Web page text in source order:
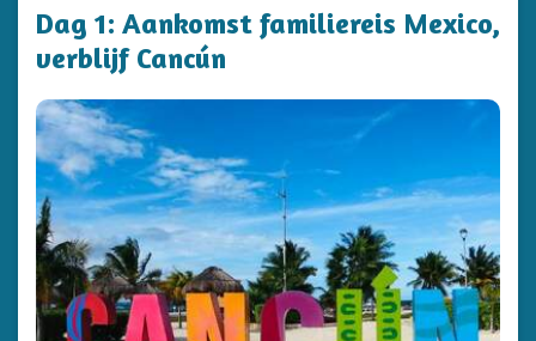
Dag 1: Aankomst familiereis Mexico,
verblijf Cancún